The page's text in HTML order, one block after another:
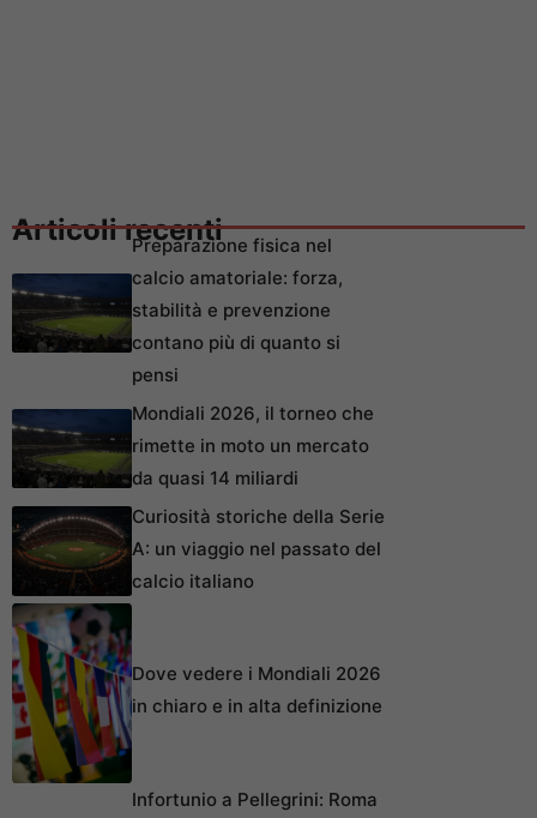
Articoli recentiPreparazione fisica nel
calcio amatoriale: forza,
stabilità e prevenzione
contano più di quanto si
pensi
Mondiali 2026, il torneo che
rimette in moto un mercato
da quasi 14 miliardi
Curiosità storiche della Serie
A: un viaggio nel passato del
calcio italiano
Dove vedere i Mondiali 2026
in chiaro e in alta definizione
Infortunio a Pellegrini: Roma